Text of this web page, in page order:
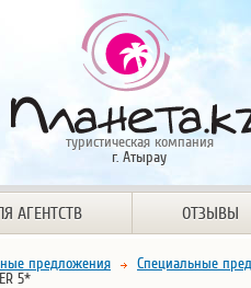
туристическая компания
г. Атырау
АГЕНТСТВ ОТЗЫВЫ
предложения Специальные
5*